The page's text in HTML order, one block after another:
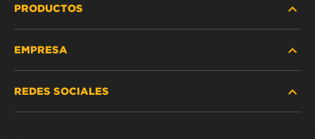
PRODUCTOS
VEHÍCULOS LIVIANOS Y COMERCIALES
EMPRESA
REDES SOCIALES